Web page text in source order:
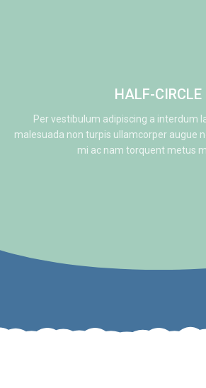
HALF-CIRCLE
Per vestibulum adipiscing a interdum
malesuada non turpis ullamcorper augue
mi ac nam torquent metus